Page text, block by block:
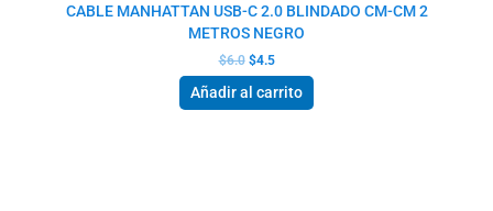
CABLE MANHATTAN USB-C 2.0 BLINDADO CM-CM 2
METROS NEGRO
$6.0 $4.5
Añadir al carrito